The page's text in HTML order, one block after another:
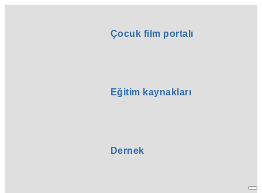
Çocuk film portalı
Eğitim kaynakları
Dernek